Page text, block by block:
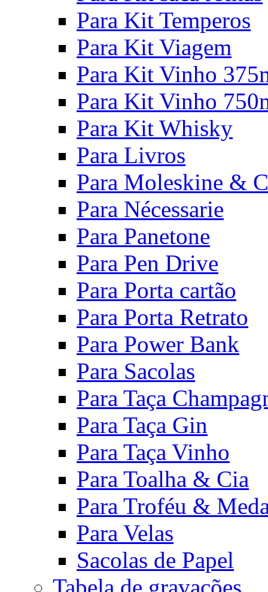
Para Kit Temperos
Para Kit Viagem
Para Kit Vinho
Para Kit Vinho
Para Kit Whisky
Para Livros
Para Moleskine &
Para Nécessarie
Para Panetone
Para Pen Drive
Para Porta cartão
Para Porta Retrato
Para Power Bank
Para Sacolas
Para Taça
Para Taça Gin
Para Taça Vinho
Para Toalha & Cia
Para Troféu &
Para Velas
Sacolas de Papel
Tabela de gravações